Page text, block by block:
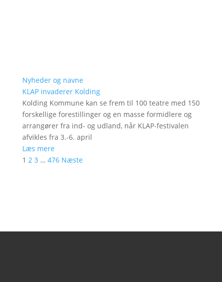
Nyheder og navne
KLAP invaderer Kolding
Kolding Kommune kan se frem til 100 teatre med 150
forskellige forestillinger og en masse formidlere og
arrangører fra ind- og udland, når KLAP-festivalen
afvikles fra 3.-6. april
Læs mere
1 2 3 … 476 Næste